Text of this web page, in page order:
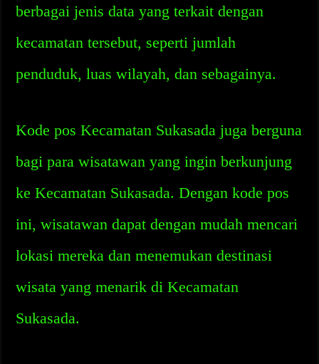
berbagai jenis data yang terkait dengan
kecamatan tersebut, seperti jumlah
penduduk, luas wilayah, dan sebagainya.
Kode pos Kecamatan Sukasada juga berguna
bagi para wisatawan yang ingin berkunjung
ke Kecamatan Sukasada. Dengan kode pos
ini, wisatawan dapat dengan mudah mencari
lokasi mereka dan menemukan destinasi
wisata yang menarik di Kecamatan
Sukasada.